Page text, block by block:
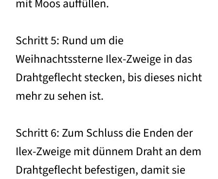
mit Moos auffüllen.
Schritt 5: Rund um die
Weihnachtssterne Ilex-Zweige in das
Drahtgeflecht stecken, bis dieses nicht
mehr zu sehen ist.
Schritt 6: Zum Schluss die Enden der
Ilex-Zweige mit dünnem Draht an dem
Drahtgeflecht befestigen, damit sie